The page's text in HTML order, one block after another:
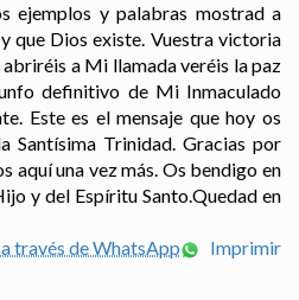
ejemplos y palabras mostrad a
que Dios existe. Vuestra victoria
abriréis a Mi llamada veréis la paz
definitivo de Mi Inmaculado
Este es el mensaje que hoy os
Santísima Trinidad. Gracias por
aquí una vez más. Os bendigo en
y del Espíritu Santo.Quedad en
través de WhatsApp
Imprimir